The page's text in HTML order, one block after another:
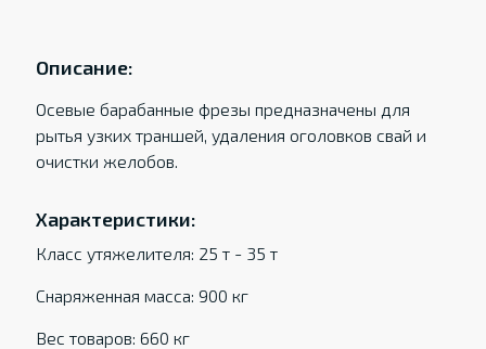
Описание:
Осевые барабанные фрезы предназначены для
рытья узких траншей, удаления оголовков свай и
очистки желобов.
Характеристики:
Класс утяжелителя: 25 т - 35 т
Снаряженная масса: 900 кг
Вес товаров: 660 кг